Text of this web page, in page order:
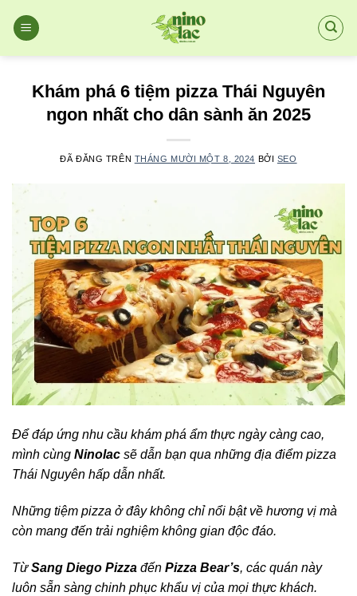
đến
Khám phá 6 tiệm pizza Thái Nguyên
ngon nhất cho dân sành ăn 2025
ĐÃ ĐĂNG TRÊN THÁNG MƯỜI MỘT 8, 2024 BỞI SEO
Để đáp ứng nhu cầu khám phá ẩm thực ngày càng cao,
mình cùng Ninolac sẽ dẫn bạn qua những địa điểm pizza
Thái Nguyên hấp dẫn nhất.
Những tiệm pizza ở đây không chỉ nổi bật về hương vị mà
còn mang đến trải nghiệm không gian độc đáo.
TừSang Diego Pizza đến Pizza Bear’s, các quán này
luôn sẵn sàng chinh phục khẩu vị của mọi thực khách.